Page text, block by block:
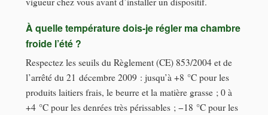
À quelle température dois-je régler ma chambre
froide l’été ?
Respectez les seuils du Règlement (CE) 853/2004 et de
l’arrêté du 21 décembre 2009 : jusqu’à +8 °C pour les
produits laitiers frais, le beurre et la matière grasse ; 0 à
+4 °C pour les denrées très périssables ; −18 °C pour les